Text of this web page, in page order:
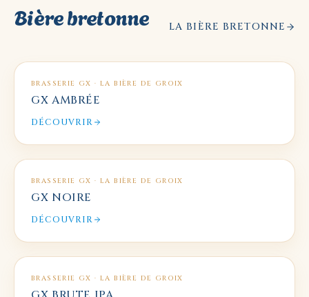
Bière bretonne LA BIÈRE BRETONNE
BRASSERIE GX · LA BIÈRE DE GROIX
GX AMBRÉE
DÉCOUVRIR
BRASSERIE GX · LA BIÈRE DE GROIX
GX NOIRE
DÉCOUVRIR
BRASSERIE GX · LA BIÈRE DE GROIX